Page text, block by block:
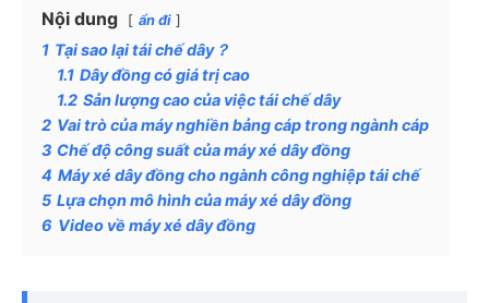
Nội dung ẩn đi
1 Tại sao lại tái chế dây？
1.1 Dây đồng có giá trị cao
1.2 Sản lượng cao của việc tái chế dây
2 Vai trò của máy nghiền bảng cáp trong ngành cáp
3 Chế độ công suất của máy xé dây đồng
4 Máy xé dây đồng cho ngành công nghiệp tái chế
5 Lựa chọn mô hình của máy xé dây đồng
6 Video về máy xé dây đồng